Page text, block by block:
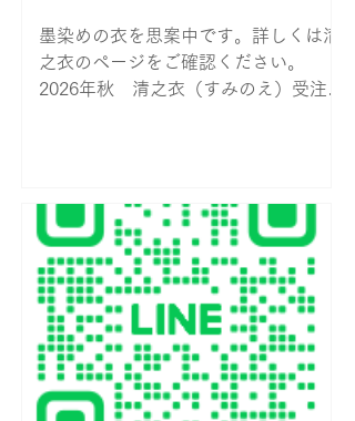
墨染めの衣を思案中です。詳しくは清
之衣のページをご確認ください。
2026年秋 清之衣（すみのえ）受注会
お願いいたします。 「清之衣（すみの
え）」。 古事記に記される「墨江之三
前大神（すみのえのみまへのおほか
み）」からの流れであるわたしたちの
氏神・甲斐住吉神社、そして、職人が
手で染める「墨染め」。 「澄む・住
む・清む」すべてのご縁を紡ぎ、現代
における日常に寄り添うことをコンセ